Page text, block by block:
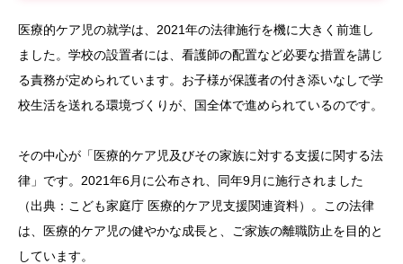
医療的ケア児の就学は、2021年の法律施行を機に大きく前進し
ました。学校の設置者には、看護師の配置など必要な措置を講じ
る責務が定められています。お子様が保護者の付き添いなしで学
校生活を送れる環境づくりが、国全体で進められているのです。
その中心が「医療的ケア児及びその家族に対する支援に関する法
律」です。2021年6月に公布され、同年9月に施行されました
（出典：こども家庭庁 医療的ケア児支援関連資料）。この法律
は、医療的ケア児の健やかな成長と、ご家族の離職防止を目的と
しています。